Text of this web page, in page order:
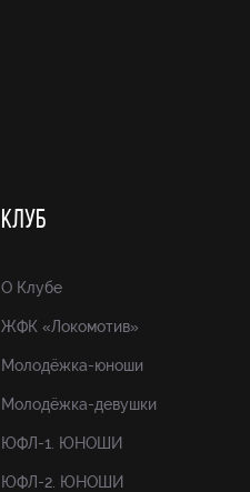
КЛУБ
О Клубе
ЖФК «Локомотив»
Молодёжка-юноши
Молодёжка-девушки
ЮФЛ-1. ЮНОШИ
ЮФЛ-2. ЮНОШИ